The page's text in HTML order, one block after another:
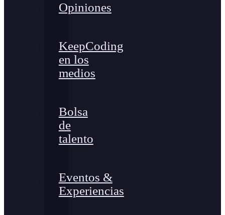
Opiniones
KeepCoding
en los
medios
Bolsa
de
talento
Eventos &
Experiencias